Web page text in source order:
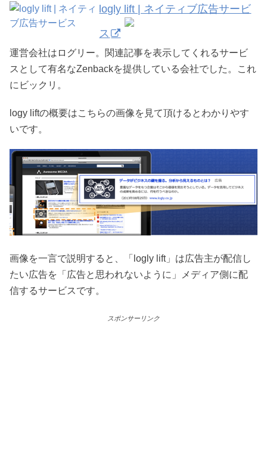
logly lift | ネイティブ広告サービ
ス
運営会社はログリー。関連記事を表示してくれるサービ
スとして有名なZenbackを提供している会社でした。これ
にビックリ。
logy liftの概要はこちらの画像を見て頂けるとわかりやす
いです。
画像を一言で説明すると、「logly lift」は広告主が配信し
たい広告を「広告と思われないように」メディア側に配
信するサービスです。
スポンサーリンク